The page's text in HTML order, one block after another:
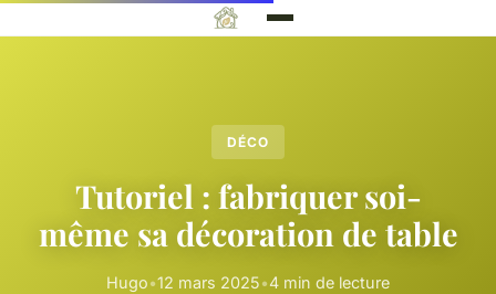
DÉCO
Tutoriel : fabriquer soi-
même sa décoration de table
Hugo•12 mars 2025•4 min de lecture